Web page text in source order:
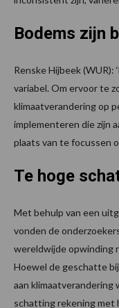
Bodems zijn
Renske Hijbeek (WUR):
variabel. Om ervoor te
klimaatverandering op
implementeren die zijn
plaats van te focussen
Te hoge
Met behulp van een
vonden de
wereldwijde opwinding
Hoewel de geschatte
aan klimaatverandering
schatting rekening met